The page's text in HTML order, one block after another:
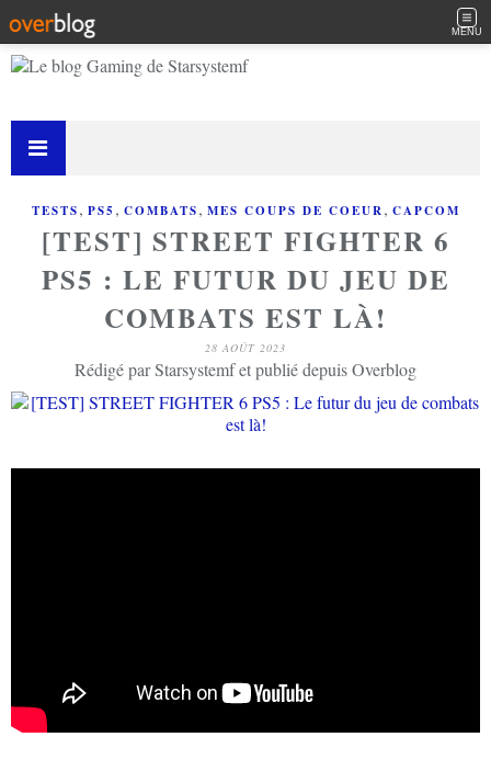
MENU
TESTS, PS5 , COMBATS, MES COUPS DE COEUR, CAPCOM
[TEST] STREET FIGHTER 6
PS5 : LE FUTUR DU JEU DE
COMBATS EST LÀ!
28 AOÛT 2023
Rédigé par Starsystemf et publié depuis Overblog